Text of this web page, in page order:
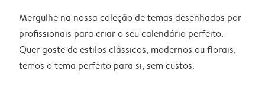
Mergulhe na nossa coleção de temas desenhados por
profissionais para criar o seu calendário perfeito.
Quer goste de estilos clássicos, modernos ou florais,
temos o tema perfeito para si, sem custos.